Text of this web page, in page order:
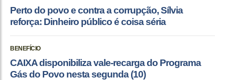
Perto do povo e contra a corrupção, Sílvia
reforça: Dinheiro público é coisa séria
BENEFÍCIO
CAIXA disponibiliza vale-recarga do Programa
Gás do Povo nesta segunda (10)